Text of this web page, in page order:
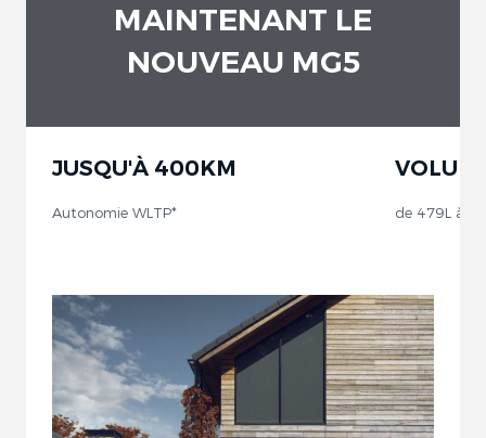
MAINTENANT LE
NOUVEAU MG5
JUSQU'À 400KM
Autonomie WLTP* de 479L à